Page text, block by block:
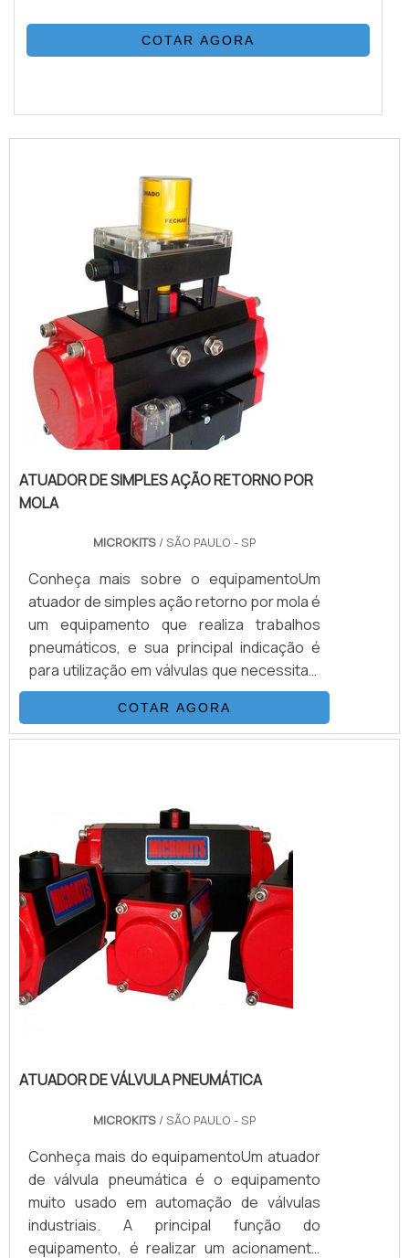
COTAR AGORA
ATUADOR DE SIMPLES AÇÃO RETORNO POR
MOLA
MICROKITS / SÃO PAULO - SP
Conheça mais sobre o equipamentoUm
atuador de simples ação retorno por mola é
um equipamento que realiza trabalhos
pneumáticos, e sua principal indicação é
para utilização em válvulas que necessitam
de posicionamento de emergência ou
posição de pane dentro do processo.O
equipamento possui molas encapsuladas
abertura e/ou fechamento, sem que haja a
necessidade de uti...
COTAR AGORA
ATUADOR DE VÁLVULA PNEUMÁTICA
MICROKITS / SÃO PAULO - SP
Conheça mais do equipamentoUm atuador
de válvula pneumática é o equipamento
muito usado em automação de válvulas
industriais. A principal função do
equipamento, é realizar um acionamento